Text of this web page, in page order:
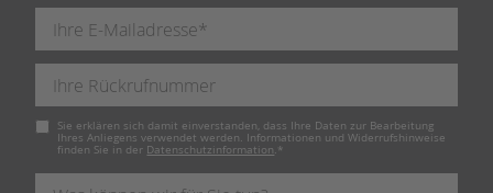
Pflichtfeld
Sie erklären sich damit einverstanden, dass Ihre Daten zur Bearbeitung
Ihres Anliegens verwendet werden. Informationen und Widerrufshinweise
finden Sie in der Datenschutzinformation. *